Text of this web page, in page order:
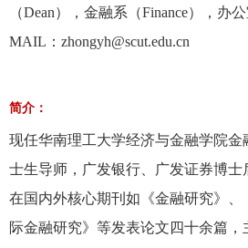
（Dean），金融系（Finance），办
MAIL：zhongyh@scut.edu.cn
简介：
现任华南理工大学经济与金融学院
士生导师，广发银行、广发证券博士
在国内外核心期刊如《金融研究》、
际金融研究》等发表论文四十余篇，